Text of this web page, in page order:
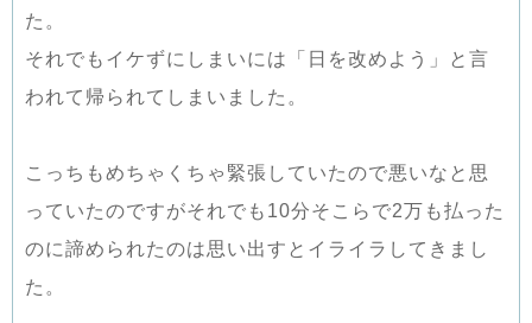
た。
それでもイケずにしまいには「日を改めよう」と言
われて帰られてしまいました。
こっちもめちゃくちゃ緊張していたので悪いなと思
っていたのですがそれでも10分そこらで2万も払った
のに諦められたのは思い出すとイライラしてきまし
た。